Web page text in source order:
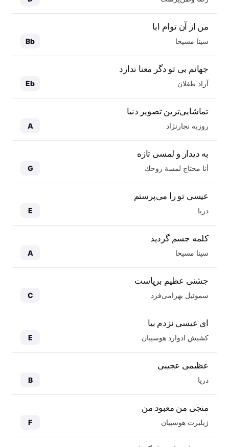
من از آن توام ابا
سینا مسیحا Bb
جهانم بی تو دگر معنا ندارد
آراد طفلان Eb
تماشایی‌ترین تصویر دنیا
روزبه نجارنژاد A
به دیدار و لمسی تازه
أنا محتاج لمسة روحك G
عیسی تو را می‌پرستم
دریا E
کلمه جسم گردید
سینا مسیحا A
جشنی عظیم برپاست
سموئیل بهرامی‌فرد C
ای عیسی نزدم بیا
کشیش ادوارد هوسپیان E
عظیمی عجیبی
دریا B
منجی من معبود من
ژیلبرت هوسپیان F